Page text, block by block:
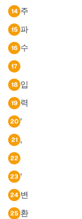
14 주
15 파
16 수
17
18 입
19 력
20 '
21 ,
22
23 '
24 변
25 환